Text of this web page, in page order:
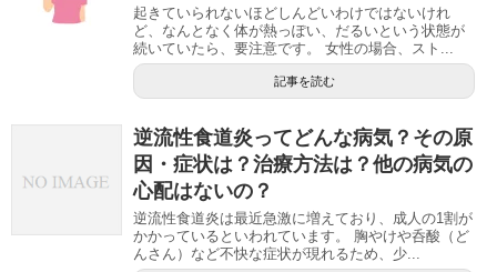
起きていられないほどしんどいわけではないけれ
ど、なんとなく体が熱っぽい、だるいという状態が
続いていたら、要注意です。 女性の場合、スト...
記事を読む
逆流性食道炎ってどんな病気？その原
因・症状は？治療方法は？他の病気の
心配はないの？
逆流性食道炎は最近急激に増えており、成人の1割が
かかっているといわれています。 胸やけや呑酸（ど
んさん）など不快な症状が現れるため、少...